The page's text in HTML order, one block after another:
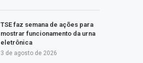
TSE faz semana de ações para
mostrar funcionamento da urna
eletrônica
3 de agosto de 2026